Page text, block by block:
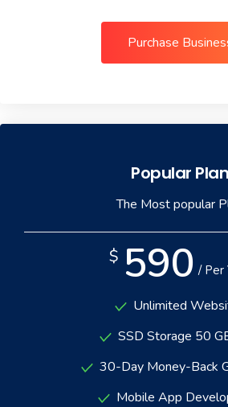
Purchase
Popular Plan
The Most popular
$ 590 / Per
Unlimited
SSD Storage 50
30-Day Money-Back
Mobile App